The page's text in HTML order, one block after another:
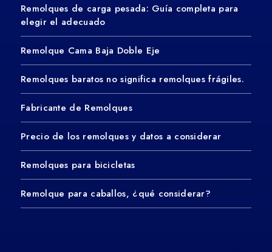
Remolques de carga pesada: Guía completa para
elegir el adecuado
Remolque Cama Baja Doble Eje
Remolques baratos no significa remolques frágiles.
Fabricante de Remolques
Precio de los remolques y datos a considerar
Remolques para bicicletas
Remolque para caballos, ¿qué considerar?